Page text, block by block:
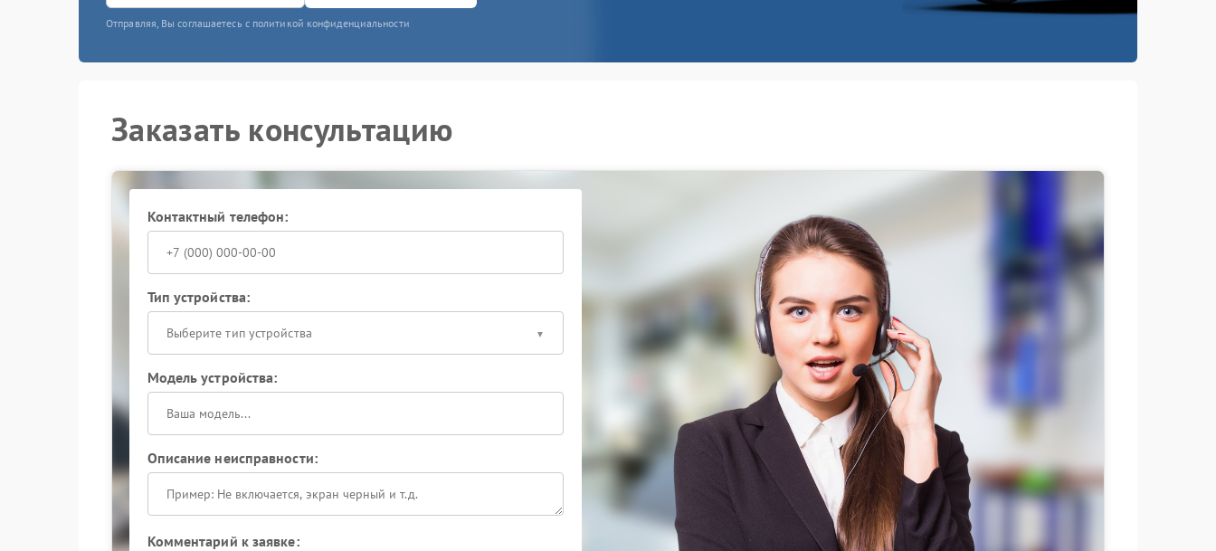
Отправляя, Вы соглашаетесь с политикой конфиденциальности
Заказать консультацию
Контактный телефон:
Тип устройства:
Выберите тип устройства
Модель устройства:
Описание неисправности:
Комментарий к заявке: